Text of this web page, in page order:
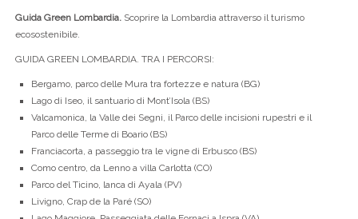
Guida Green Lombardia.Scoprire la Lombardia attraverso il turismo
ecosostenibile.
GUIDA GREEN LOMBARDIA. TRA I PERCORSI:
Bergamo, parco delle Mura tra fortezze e natura (BG)
Lago di Iseo, il santuario di Mont’Isola (BS)
Valcamonica, la Valle dei Segni, il Parco delle incisioni rupestri e il
Parco delle Terme di Boario (BS)
Franciacorta, a passeggio tra le vigne di Erbusco (BS)
Como centro, da Lenno a villa Carlotta (CO)
Parco del Ticino, lanca di Ayala (PV)
Livigno, Crap de la Paré (SO)